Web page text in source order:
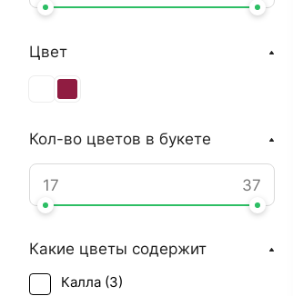
Цвет
Кол-во цветов в букете
Какие цветы содержит
Калла (3)